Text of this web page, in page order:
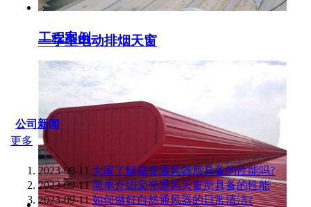
一字型电动排烟天窗
工程案例
公司新闻
更多
2023-09-11 大家了解屋脊通风器所具备的性能吗?
2023-09-11 简单介绍采光通风天窗所具备的性能
2023-09-11 如何做好自然通风器的日常清洁?